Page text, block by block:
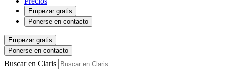
Empezar gratis
Ponerse en contacto
Empezar gratis
Ponerse en contacto
Buscar en Claris